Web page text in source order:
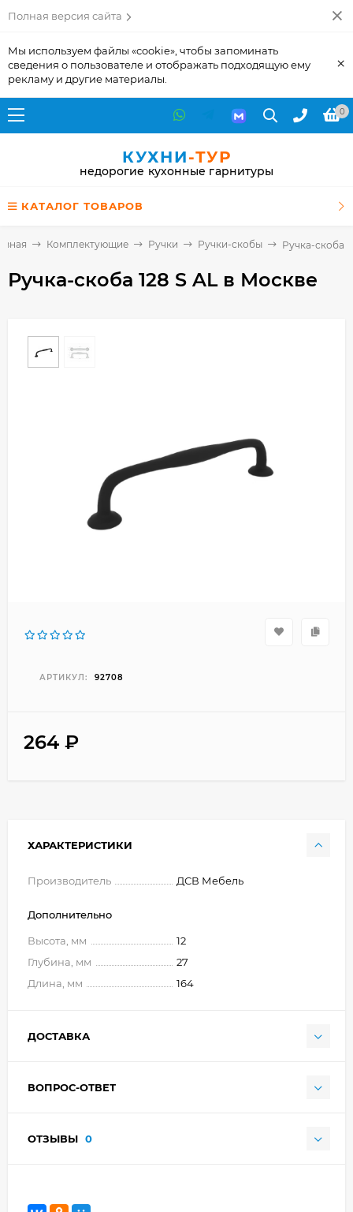
Полная версия сайта
Мы используем файлы «cookie», чтобы запоминать
сведения о пользователе и отображать подходящую ему
рекламу и другие материалы.
×
0
КУХНИ-ТУР
недорогие кухонные гарнитуры
КАТАЛОГ ТОВАРОВ
Комплектующие Ручки Ручки-скобы Ручка-скоба
Ручка-скоба 128 S ALв Москве
АРТИКУЛ: 92708
264 ₽
ХАРАКТЕРИСТИКИ
Производитель ДСВ Мебель
Дополнительно
Высота, мм
12
Глубина, мм
27
Длина, мм
164
ДОСТАВКА
ВОПРОС-ОТВЕТ
ОТЗЫВЫ 0